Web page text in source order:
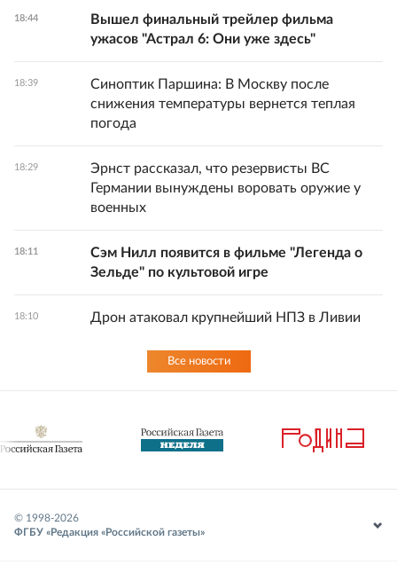
18:44
Вышел финальный трейлер фильма
ужасов "Астрал 6: Они уже здесь"
18:39
Синоптик Паршина: В Москву после
снижения температуры вернется теплая
погода
18:29
Эрнст рассказал, что резервисты ВС
Германии вынуждены воровать оружие у
военных
18:11
Сэм Нилл появится в фильме "Легенда о
Зельде" по культовой игре
18:10 Дрон атаковал крупнейший НПЗ в Ливии
Все новости
© 1998-2026
ФГБУ «Редакция «Российской газеты»